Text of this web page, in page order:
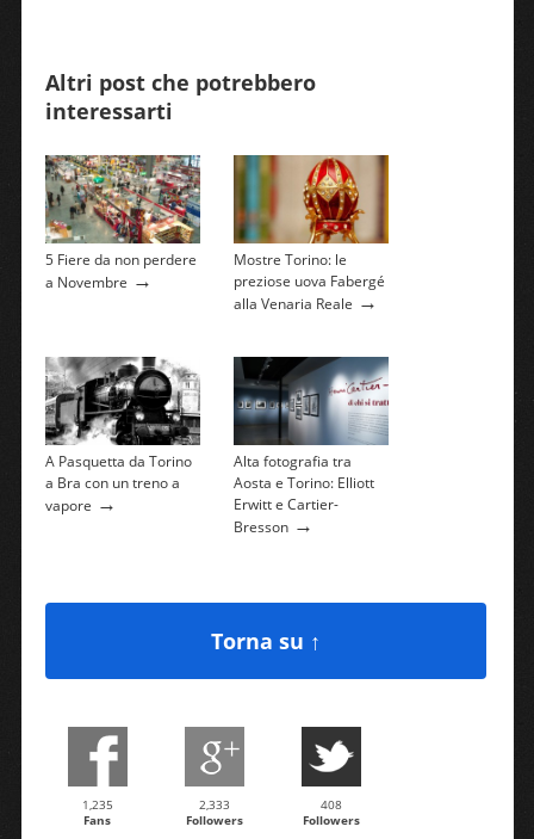
Altri post che potrebbero
interessarti
5 Fiere da non perdere
a Novembre →
Mostre Torino: le
preziose uova Fabergé
alla Venaria Reale →
A Pasquetta da Torino
a Bra con un treno a
vapore →
Alta fotografia tra
Aosta e Torino: Elliott
Erwitt e Cartier-
Bresson→
Torna su ↑
1,235
Fans
2,333
Followers
408
Followers